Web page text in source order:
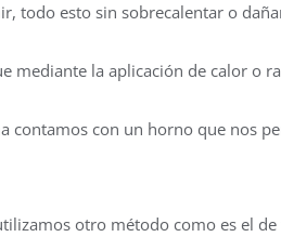
todo esto sin sobrecalentar o
mediante la aplicación de calor o
contamos con un horno que nos
otro método como es el